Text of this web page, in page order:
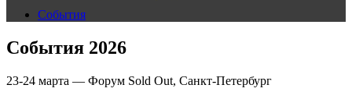
События
События 2026
23-24 марта — Форум Sold Out, Санкт-Петербург